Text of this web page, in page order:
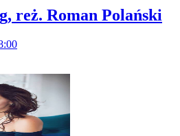
reż. Roman Polański